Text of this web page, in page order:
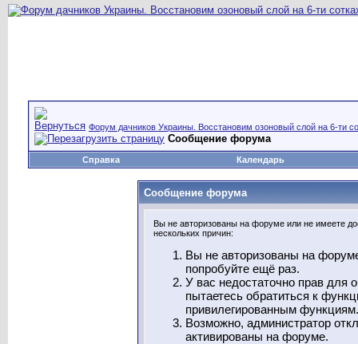
Форум дачников Украины. Восстановим озоновый слой на 6-ти
Сообщение форума
Справка Календарь
Сообщение форума
Вы не авторизованы на форуме или не имеете
нескольких причин:
Вы не авторизованы на
попробуйте ещё раз.
У вас недостаточно прав для
пытаетесь обратиться к
привилегированным функциям.
Возможно, администратор
активированы на форуме.